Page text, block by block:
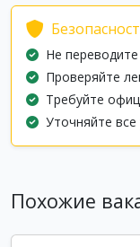
Не
Проверяйте
Требуйте
Уточняйте
Похожие